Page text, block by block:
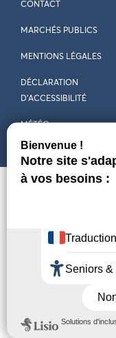
CONTACT
MARCHÉS PUBLICS
MENTIONS LÉGALES
DÉCLARATION
D’ACCESSIBILITÉ
MÉTÉO